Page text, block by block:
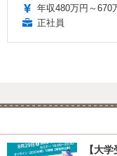
年収480万円～670
正社員
【大